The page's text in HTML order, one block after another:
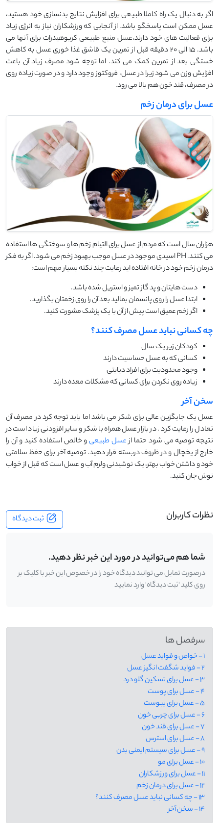
اگر به دنبال یک راه کاملا طبیعی برای افزایش نتایج بدنسازی خود هستید،
عسل ممکن است پاسخگو باشد. از آنجایی که ورزشکاران نیاز به انرژی زیاد
برای فعالیت های خود دارند،عسل منبع طبیعی کربوهیدرات برای آنها می
باشد. 15 الی 20 دقیقه قبل از تمرین یک قاشق غذا خوری عسل به کاهش
خستگی بعد از تمرین کمک می کند. اما توجه شود مصرف زیاد آن باعث
افزایش وزن می شود زیرا در عسل، فروکتوز وجود دارد و در صورت زیاده روی
در مصرف، قند خون هم بالا می رود.
عسل برای درمان زخم
هزاران سال است که مردم از عسل برای التیام زخم ها و سوختگی ها استفاده
می کنند. PH اسیدی موجود در عسل موجب بهبود زخم می شود. اگر به فکر
درمان زخم خود در خانه افتاده اید رعایت چند نکته بسیار مهم است:
دست هایتان و پد گاز تمیز و استریل شده باشد.
ابتدا عسل را روی پانسمان بمالید بعد آن را روی زخمتان بگذارید.
اگر زخم عمیق است پیش از آن با یک پزشک مشورت کنید.
چه کسانی نباید عسل مصرف کنند؟
کودکان زیر یک سال
کسانی که به عسل حساسیت دارند
وجود محدودیت برای افراد دیابتی
زیاده روی نکردن برای کسانی که مشکلات معده دارند
سخن آخر
عسل یک جایگزین عالی برای شکر می باشد اما باید توجه کرد در مصرف آن
تعادل را رعایت کرد . در بازار عسل همراه با شکر و سایر افزودنی زیاد است در
نتیجه توصیه می شود حتما ازعسل طبیعیو خالص استفاده کنید و آن را
خارج از یخچال و در ظروف دربسته قرار دهید. توصیه آخر برای حفظ سلامتی
خود و داشتن خواب بهتر، یک نوشیدنی ولرم آب و عسل است که قبل از خواب
نوش جان کنید.
نظرات کاربران ثبت دیدگاه
شما هم می‌توانید در مورد این خبر نظر دهید.
درصورت تمایل می توانید دیدگاه خود را در خصوص این خبر با کلیک بر
روی کلید 'ثبت دیدگاه' وارد نمایید
سرفصل ها
1 - خواص و فواید عسل
2 - فواید شگفت انگیز عسل
3 - عسل برای تسکین گلو درد
4 - عسل برای پوست
5 - عسل برای یبوست
6 - عسل برای چربی خون
7 - عسل برای قند خون
8 - عسل برای استرس
9 - عسل برای سیستم ایمنی بدن
10 - عسل برای مو
11 - عسل برای ورزشکاران
12 - عسل برای درمان زخم
13 - چه کسانی نباید عسل مصرف کنند؟
14 - سخن آخر